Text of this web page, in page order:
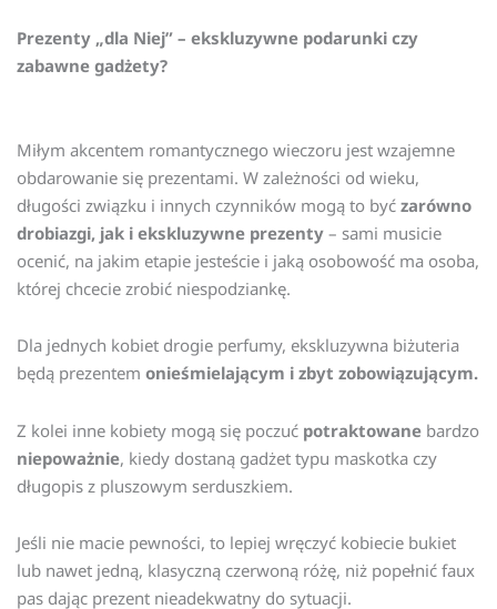
Prezenty „dla Niej” – ekskluzywne podarunki czy
zabawne gadżety?
Miłym akcentem romantycznego wieczoru jest wzajemne
obdarowanie się prezentami. W zależności od wieku,
długości związku i innych czynników mogą to być zarówno
drobiazgi, jak i ekskluzywne prezenty – sami musicie
ocenić, na jakim etapie jesteście i jaką osobowość ma osoba,
której chcecie zrobić niespodziankę.
Dla jednych kobiet drogie perfumy, ekskluzywna biżuteria
będą prezentem onieśmielającym i zbyt zobowiązującym.
Z kolei inne kobiety mogą się poczuć potraktowane bardzo
niepoważnie, kiedy dostaną gadżet typu maskotka czy
długopis z pluszowym serduszkiem.
Jeśli nie macie pewności, to lepiej wręczyć kobiecie bukiet
lub nawet jedną, klasyczną czerwoną różę, niż popełnić faux
pas dając prezent nieadekwatny do sytuacji.